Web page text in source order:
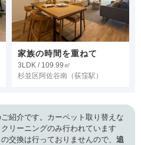
家族の時間を重ねて
3LDK / 109.99㎡
杉並区阿佐谷南 （荻窪駅）
紹介です。カーペット取り替えな
リーニングのみ行われています
交換は行っておりませんので、 追